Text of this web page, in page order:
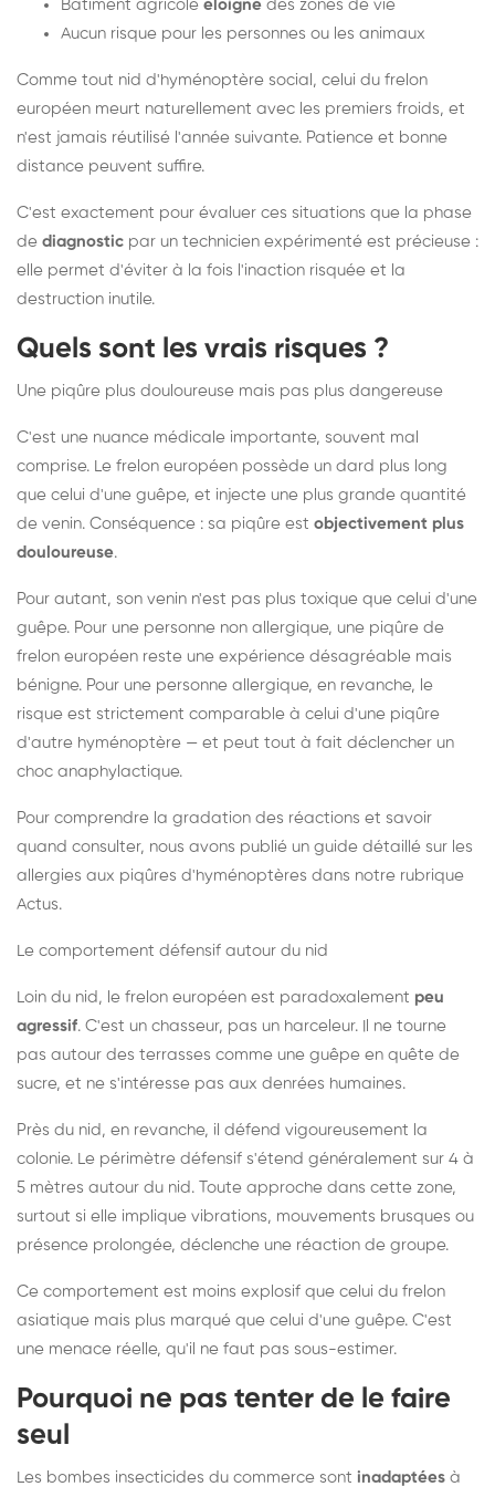
Bâtiment agricole éloigné des zones de vie
Aucun risque pour les personnes ou les animaux
Comme tout nid d'hyménoptère social, celui du frelon
européen meurt naturellement avec les premiers froids, et
n'est jamais réutilisé l'année suivante. Patience et bonne
distance peuvent suffire.
C'est exactement pour évaluer ces situations que la phase
de diagnostic par un technicien expérimenté est précieuse :
elle permet d'éviter à la fois l'inaction risquée et la
destruction inutile.
Quels sont les vrais risques ?
Une piqûre plus douloureuse mais pas plus dangereuse
C'est une nuance médicale importante, souvent mal
comprise. Le frelon européen possède un dard plus long
que celui d'une guêpe, et injecte une plus grande quantité
de venin. Conséquence : sa piqûre est objectivement plus
douloureuse.
Pour autant, son venin n'est pas plus toxique que celui d'une
guêpe. Pour une personne non allergique, une piqûre de
frelon européen reste une expérience désagréable mais
bénigne. Pour une personne allergique, en revanche, le
risque est strictement comparable à celui d'une piqûre
d'autre hyménoptère — et peut tout à fait déclencher un
choc anaphylactique.
Pour comprendre la gradation des réactions et savoir
quand consulter, nous avons publié un guide détaillé sur les
allergies aux piqûres d'hyménoptères dans notre rubrique
Actus.
Le comportement défensif autour du nid
Loin du nid, le frelon européen est paradoxalement peu
agressif. C'est un chasseur, pas un harceleur. Il ne tourne
pas autour des terrasses comme une guêpe en quête de
sucre, et ne s'intéresse pas aux denrées humaines.
Près du nid, en revanche, il défend vigoureusement la
colonie. Le périmètre défensif s'étend généralement sur 4 à
5 mètres autour du nid. Toute approche dans cette zone,
surtout si elle implique vibrations, mouvements brusques ou
présence prolongée, déclenche une réaction de groupe.
Ce comportement est moins explosif que celui du frelon
asiatique mais plus marqué que celui d'une guêpe. C'est
une menace réelle, qu'il ne faut pas sous-estimer.
Pourquoi ne pas tenter de le faire
seul
Les bombes insecticides du commerce sont inadaptées à